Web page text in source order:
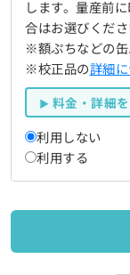
します。量産前
合はお選びくださ
※額ぷちなどの
※校正品の詳細
料金・詳細
利用しない
利用する